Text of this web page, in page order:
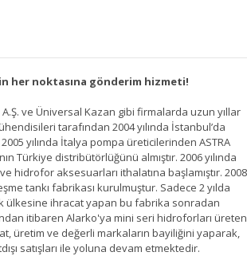
her noktasına gönderim hizmeti!
ve Üniversal Kazan gibi firmalarda uzun yıllar
tarafından 2004 yılında İstanbul’da
yılında İtalya pompa üreticilerinden ASTRA
Türkiye distribütörlüğünü almıştır. 2006 yılında
hidrofor aksesuarları ithalatına başlamıştır. 2008
tankı fabrikası kurulmuştur. Sadece 2 yılda
ülkesine ihracat yapan bu fabrika sonradan
itibaren Alarko'ya mini seri hidroforları üreten
üretim ve değerli markaların bayiliğini yaparak,
satışları ile yoluna devam etmektedir.